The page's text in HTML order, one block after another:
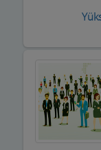
Çiçekçi -
Dekorasyon
Demir ve
Deniz Ürün